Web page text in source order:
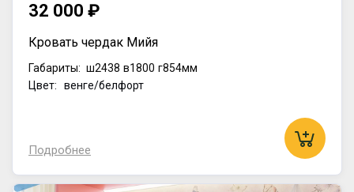
32 000 ₽
Кровать чердак Мийя
Габариты: ш2438 в1800 г854мм
Цвет: венге/белфорт
Подробнее